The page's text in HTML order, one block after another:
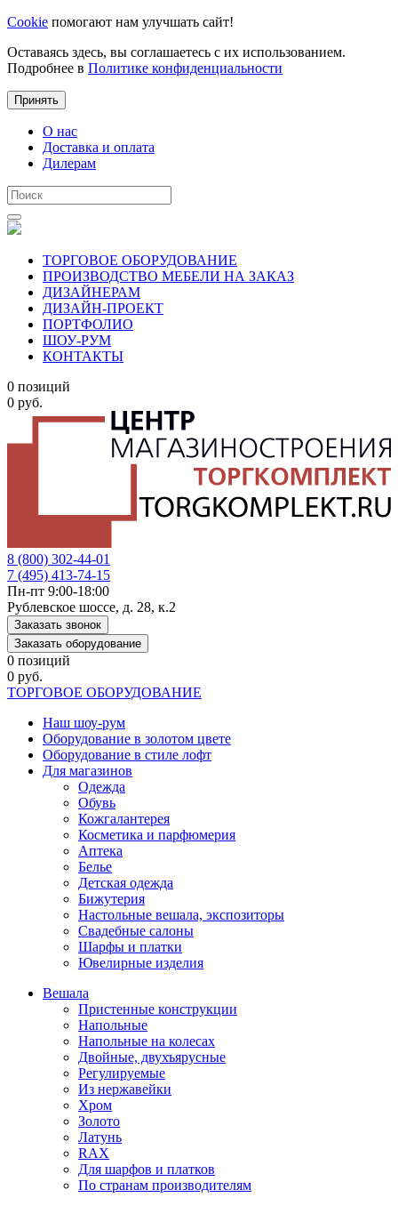
Cookie помогают нам улучшать сайт!
Оставаясь здесь, вы соглашаетесь с их использованием.
Подробнее в Политике конфиденциальности
Принять
О нас
Доставка и оплата
Дилерам
ТОРГОВОЕ ОБОРУДОВАНИЕ
ПРОИЗВОДСТВО МЕБЕЛИ НА ЗАКАЗ
ДИЗАЙНЕРАМ
ДИЗАЙН-ПРОЕКТ
ПОРТФОЛИО
ШОУ-РУМ
КОНТАКТЫ
0 позиций
0 руб.
8 (800) 302-44-01
7 (495) 413-74-15
Пн-пт 9:00-18:00
Рублевское шоссе, д. 28, к.2
Заказать звонок
Заказать оборудование
0 позиций
0 руб.
ТОРГОВОЕ ОБОРУДОВАНИЕ
Наш шоу-рум
Оборудование в золотом цвете
Оборудование в стиле лофт
Для магазинов
Одежда
Обувь
Кожгалантерея
Косметика и парфюмерия
Аптека
Белье
Детская одежда
Бижутерия
Настольные вешала, экспозиторы
Свадебные салоны
Шарфы и платки
Ювелирные изделия
Вешала
Пристенные конструкции
Напольные
Напольные на колесах
Двойные, двухъярусные
Регулируемые
Из нержавейки
Хром
Золото
Латунь
RAX
Для шарфов и платков
По странам производителям